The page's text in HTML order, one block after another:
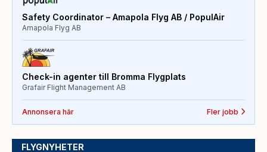
Safety Coordinator – Amapola Flyg AB / PopulAir
Amapola Flyg AB
Check-in agenter till Bromma Flygplats
Grafair Flight Management AB
Annonsera här Fler jobb
FLYGNYHETER